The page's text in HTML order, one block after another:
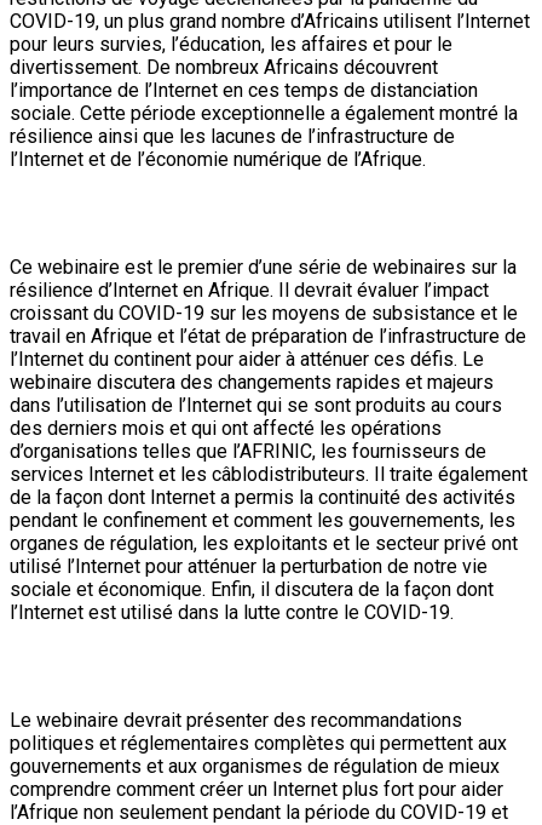
COVID-19, un plus grand nombre d’Africains utilisent l’Internet
pour leurs survies, l’éducation, les affaires et pour le
divertissement. De nombreux Africains découvrent
l’importance de l’Internet en ces temps de distanciation
sociale. Cette période exceptionnelle a également montré la
résilience ainsi que les lacunes de l’infrastructure de
l’Internet et de l’économie numérique de l’Afrique.
Ce webinaire est le premier d’une série de webinaires sur la
résilience d’Internet en Afrique. Il devrait évaluer l’impact
croissant du COVID-19 sur les moyens de subsistance et le
travail en Afrique et l’état de préparation de l’infrastructure de
l’Internet du continent pour aider à atténuer ces défis. Le
webinaire discutera des changements rapides et majeurs
dans l’utilisation de l’Internet qui se sont produits au cours
des derniers mois et qui ont affecté les opérations
d’organisations telles que l’AFRINIC, les fournisseurs de
services Internet et les câblodistributeurs. Il traite également
de la façon dont Internet a permis la continuité des activités
pendant le confinement et comment les gouvernements, les
organes de régulation, les exploitants et le secteur privé ont
utilisé l’Internet pour atténuer la perturbation de notre vie
sociale et économique. Enfin, il discutera de la façon dont
l’Internet est utilisé dans la lutte contre le COVID-19.
Le webinaire devrait présenter des recommandations
politiques et réglementaires complètes qui permettent aux
gouvernements et aux organismes de régulation de mieux
comprendre comment créer un Internet plus fort pour aider
l’Afrique non seulement pendant la période du COVID-19 et